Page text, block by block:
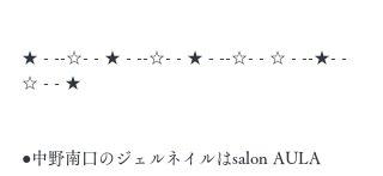
★ - --☆- - ★ - --☆- - ★ - --☆- - ☆ - --★- -
☆ - - ★
●中野南口のジェルネイルはsalon AULA